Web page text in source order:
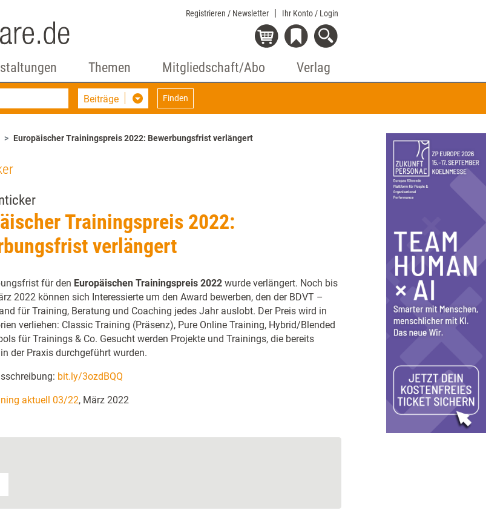
Registrieren / Newsletter Ihr Konto / Login
Themen Mitgliedschaft/Abo Verlag
Beiträge Finden
Europäischer Trainingspreis 2022: Bewerbungsfrist verlängert
Trainingspreis 2022:
verlängert
für den Europäischen Trainingspreis 2022 wurde verlängert. Noch bis
2022 können sich Interessierte um den Award bewerben, den der BDVT –
für Training, Beratung und Coaching jedes Jahr auslobt. Der Preis wird in
verliehen: Classic Training (Präsenz), Pure Online Training, Hybrid/Blended
für Trainings & Co. Gesucht werden Projekte und Trainings, die bereits
der Praxis durchgeführt wurden.
bit.ly/3ozdBQQ
aktuell 03/22, März 2022